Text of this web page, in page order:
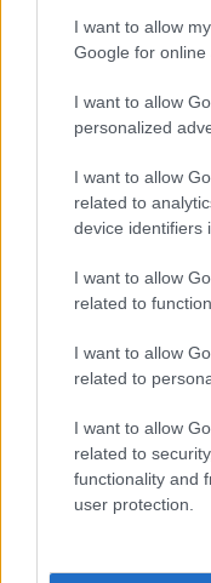
I want to allow
Google for online
I want to allow
personalized
I want to allow
related to
device identifiers
I want to allow
related to
I want to allow
related to
I want to allow
related to
functionality and
user protection.
Προανάκριση
Λιμενικό
από το συμβάν
ρύπανση.
διαγράφονται